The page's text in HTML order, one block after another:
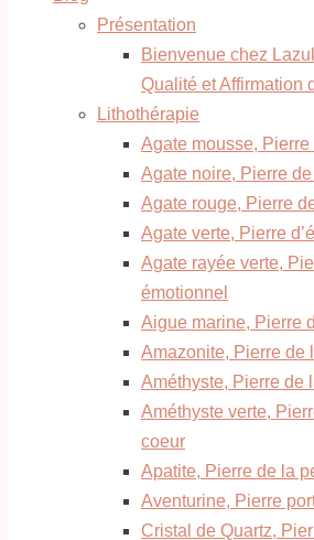
Présentation
Bienvenue chez
Qualité et Affirmation
Lithothérapie
Agate mousse,
Agate noire, Pierre
Agate rouge, Pierre
Agate verte, Pierre
Agate rayée verte,
émotionnel
Aigue marine, Pierre
Amazonite, Pierre de
Améthyste, Pierre de
Améthyste verte,
coeur
Apatite, Pierre de la
Aventurine, Pierre
Cristal de Quartz,